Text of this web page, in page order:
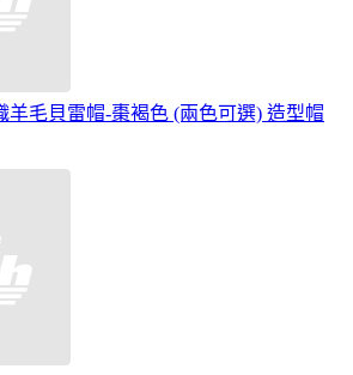
羊毛貝雷帽-棗褐色 (兩色可選) 造型帽